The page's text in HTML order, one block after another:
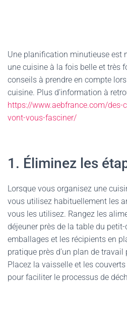
Une planification minutieuse est
une cuisine à la fois belle et très
conseils à prendre en compte
cuisine. Plus d’information à
https://www.aebfrance.com/des-
vont-vous-fasciner/
1. Éliminez les
Lorsque vous organisez une
vous utilisez habituellement les
vous les utilisez. Rangez les
déjeuner près de la table du petit-
emballages et les récipients en
pratique près d’un plan de
Placez la vaisselle et les
pour faciliter le processus de